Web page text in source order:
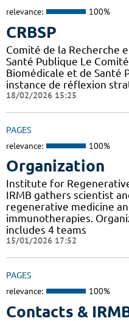
relevance: 100%
CRBSP
Comité de la Recherche
Santé Publique Le
Biomédicale et de Santé
instance de réflexion
18/02/2026 15:25
PAGES
relevance: 100%
Organization
Institute for
IRMB gathers scientist
regenerative medicine
immunotherapies.
includes 4 teams
15/01/2026 17:52
PAGES
relevance: 100%
Contacts &